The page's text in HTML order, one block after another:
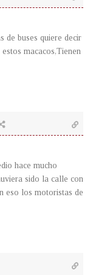
de buses quiere decir
macacos,Tienen
hace mucho
sido la calle con
eso los motoristas de